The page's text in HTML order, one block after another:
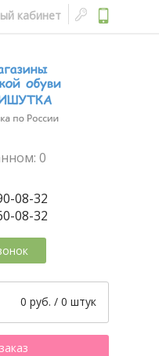
кабинет
0
08-32
08-32
0 руб. / 0 штук